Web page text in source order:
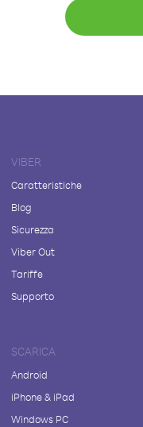
VIBER
Caratteristiche
Blog
Sicurezza
Viber Out
Tariffe
Supporto
SCARICA
Android
iPhone & iPad
Windows PC